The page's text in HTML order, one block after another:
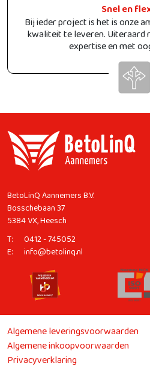
Snel en
Bij ieder project is het is onze
kwaliteit te leveren. Uiteraard
expertise en met
BetoLinQ Aannemers B.V.
Bosschebaan 37
5384 VX, Heesch
T: 0412 - 745052
E: info@betolinq.nl
Algemene leveringsvoorwaarden
Algemene inkoopvoorwaarden
Privacyverklaring